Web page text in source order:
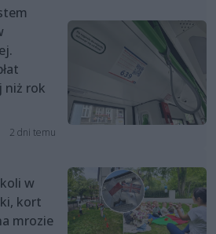
niż rok
2 dni temu
w
kort
mrozie